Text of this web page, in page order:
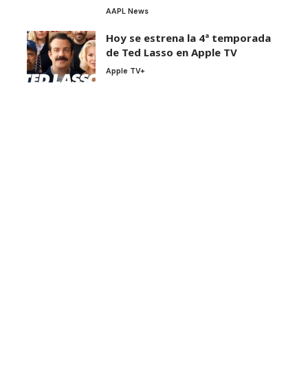
AAPL News
Hoy se estrena la 4ª temporada
de Ted Lasso en Apple TV
Apple TV+